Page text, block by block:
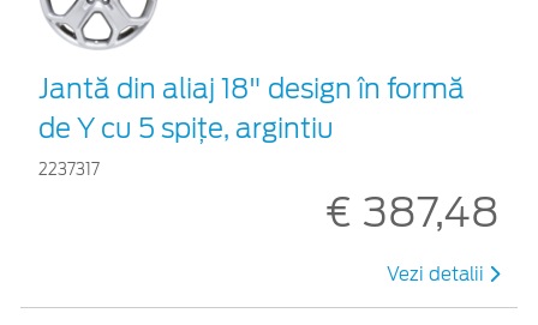
Jantă din aliaj 18" design în formă
de Y cu 5 spiţe, argintiu
2237317
€ 387,48
Vezi detalii